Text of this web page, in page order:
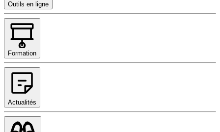
Outils en ligne
Formation
Actualités